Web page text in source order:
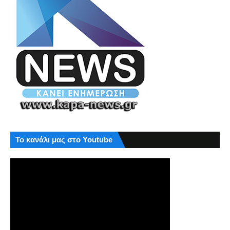
Το κανάλι μας στο Youtube